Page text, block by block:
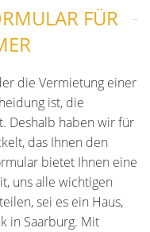
FÜR
die Vermietung einer
ist, die
Deshalb haben wir für
das Ihnen den
bietet Ihnen eine
uns alle wichtigen
sei es ein Haus,
in Saarburg. Mit